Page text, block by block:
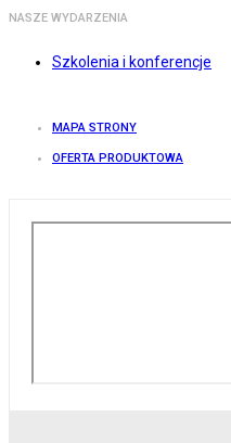
NASZE WYDARZENIA
Szkolenia i konferencje
MAPA STRONY
OFERTA PRODUKTOWA